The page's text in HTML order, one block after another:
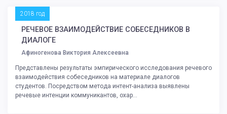
2018 год
РЕЧЕВОЕ ВЗАИМОДЕЙСТВИЕ СОБЕСЕДНИКОВ В
ДИАЛОГЕ
Афиногенова Виктория Алексеевна
Представлены результаты эмпирического исследования речевого
взаимодействия собеседников на материале диалогов
студентов. Посредством метода интент-анализа выявлены
речевые интенции коммуникантов, охар...